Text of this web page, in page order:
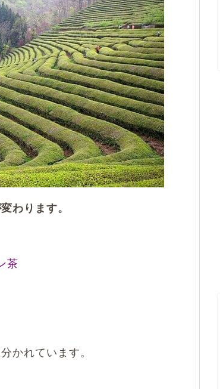
わります。
茶
かれています。